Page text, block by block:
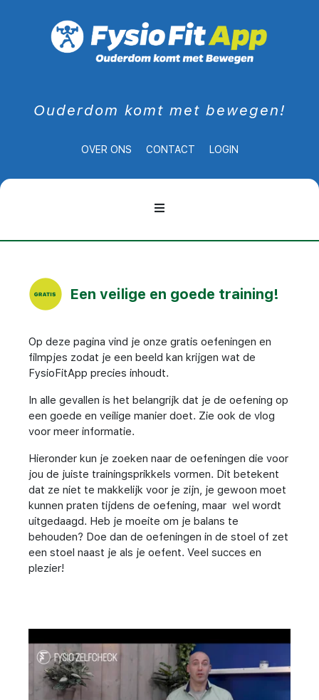
Ouderdom komt met bewegen!
OVER ONS CONTACT LOGIN
Een veilige en goede training!
Op deze pagina vind je onze gratis oefeningen en
filmpjes zodat je een beeld kan krijgen wat de
FysioFitApp precies inhoudt.
In alle gevallen is het belangrijk dat je de oefening op
een goede en veilige manier doet. Zie ook de vlog
voor meer informatie.
Hieronder kun je zoeken naar de oefeningen die voor
jou de juiste trainingsprikkels vormen. Dit betekent
dat ze niet te makkelijk voor je zijn, je gewoon moet
kunnen praten tijdens de oefening, maar wel wordt
uitgedaagd. Heb je moeite om je balans te
behouden? Doe dan de oefeningen in de stoel of zet
een stoel naast je als je oefent. Veel succes en
plezier!